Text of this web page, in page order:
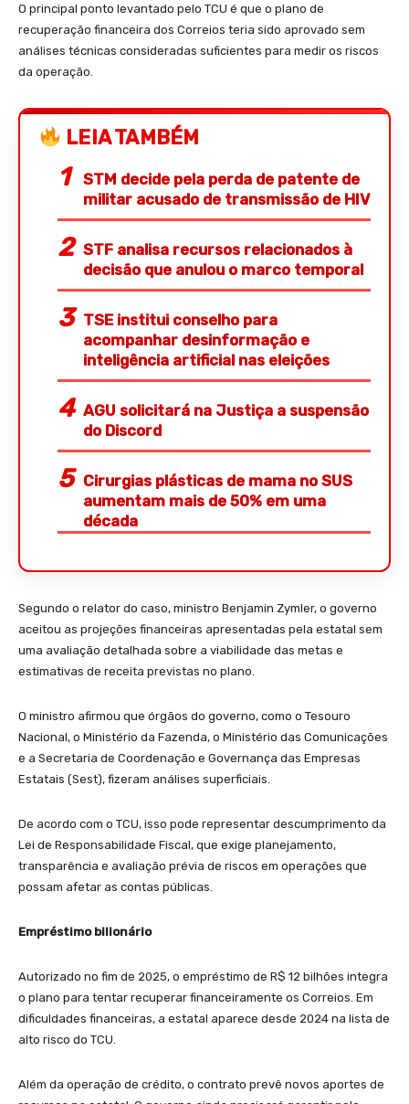
O principal ponto levantado pelo TCU é que o plano de
recuperação financeira dos Correios teria sido aprovado sem
análises técnicas consideradas suficientes para medir os riscos
da operação.
LEIA TAMBÉM
STM decide pela perda de patente de
militar acusado de transmissão de HIV
STF analisa recursos relacionados à
decisão que anulou o marco temporal
TSE institui conselho para
acompanhar desinformação e
inteligência artificial nas eleições
AGU solicitará na Justiça a suspensão
do Discord
Cirurgias plásticas de mama no SUS
aumentam mais de 50% em uma
década
Segundo o relator do caso, ministro Benjamin Zymler, o governo
aceitou as projeções financeiras apresentadas pela estatal sem
uma avaliação detalhada sobre a viabilidade das metas e
estimativas de receita previstas no plano.
O ministro afirmou que órgãos do governo, como o Tesouro
Nacional, o Ministério da Fazenda, o Ministério das Comunicações
e a Secretaria de Coordenação e Governança das Empresas
Estatais (Sest), fizeram análises superficiais.
De acordo com o TCU, isso pode representar descumprimento da
Lei de Responsabilidade Fiscal, que exige planejamento,
transparência e avaliação prévia de riscos em operações que
possam afetar as contas públicas.
Empréstimo bilionário
Autorizado no fim de 2025, o empréstimo de R$ 12 bilhões integra
o plano para tentar recuperar financeiramente os Correios. Em
dificuldades financeiras, a estatal aparece desde 2024 na lista de
alto risco do TCU.
Além da operação de crédito, o contrato prevê novos aportes de